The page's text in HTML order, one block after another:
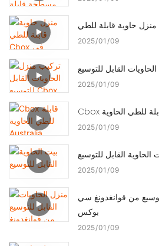
2025 01 09
2025 01 09
2025 01 09
الحاوية القابل للتوسيع
2025 01 09
من قوانغدونغ سي
بوكس
2025 01 09